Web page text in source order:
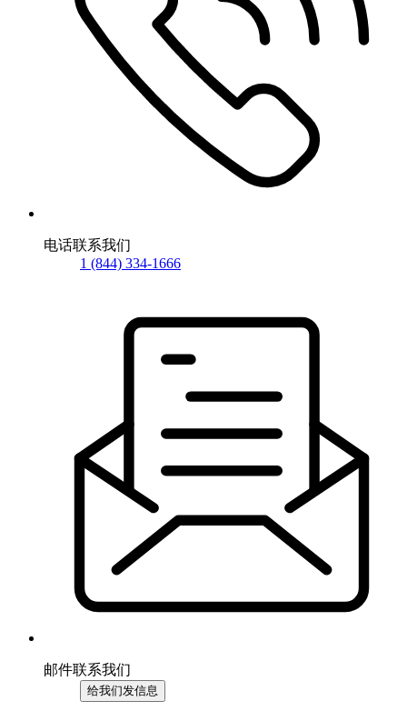
电话联系我们
1 (844) 334-1666
邮件联系我们
给我们发信息